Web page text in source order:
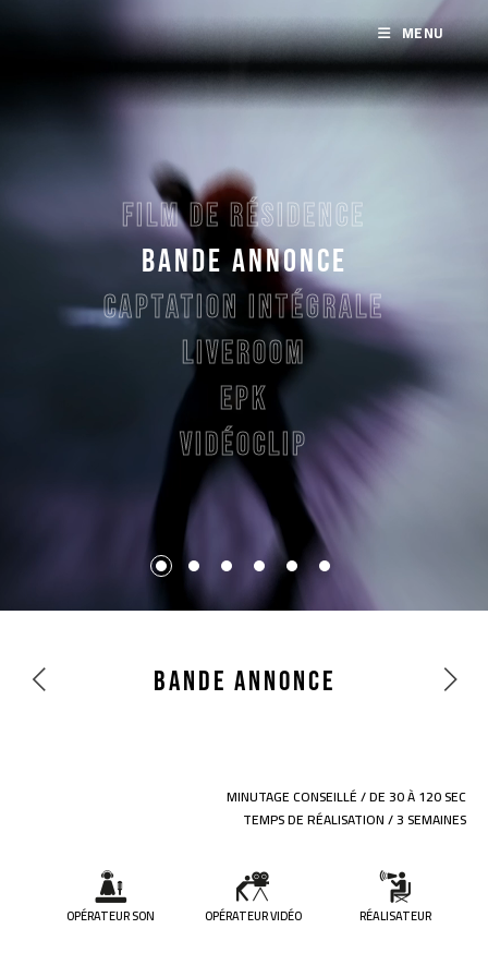
MENU
VIDÉOCLIP
FILM DE RÉSIDENCE
BANDE ANNONCE
CAPTATION INTÉGRALE
LIVEROOM
EPK
VIDÉOCLIP
FILM DE RÉSIDENCE
BANDE ANNONCE
CAPTATION INTÉGRALE
EPK
BANDE ANNONCE
MINUTAGE CONSEILLÉ / DE 30 À 120 SEC
TEMPS DE RÉALISATION / 3 SEMAINES
RÉALISATEUR
OPÉRATEUR VIDÉO
OPÉRATEUR SON